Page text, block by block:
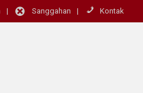
Sanggahan Kontak